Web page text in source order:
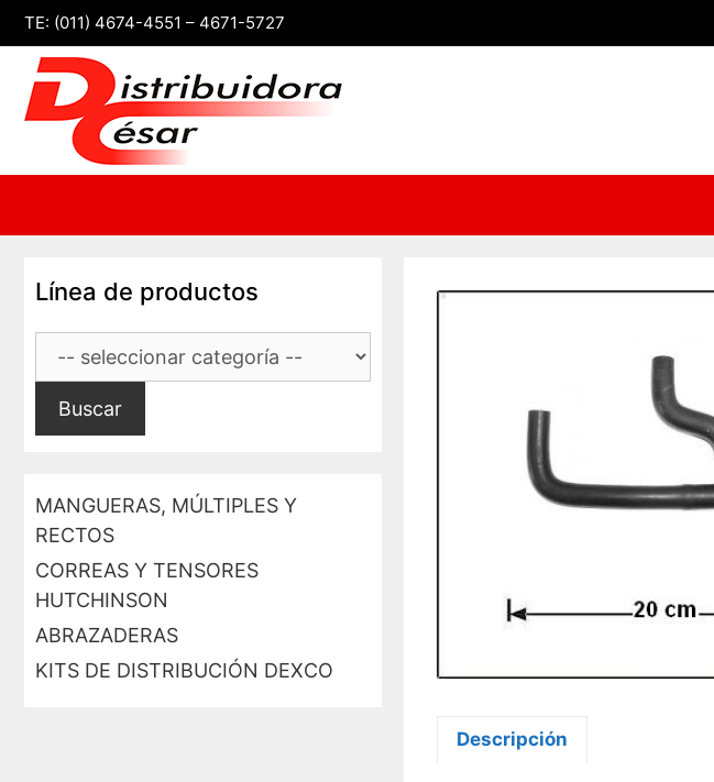
Saltar
contenido
TE: (011) 4674-4551 – 4671-5727
Descripción
Línea de productos
Buscar
MANGUERAS, MÚLTIPLES Y
RECTOS
CORREAS Y TENSORES
HUTCHINSON
ABRAZADERAS
KITS DE DISTRIBUCIÓN DEXCO